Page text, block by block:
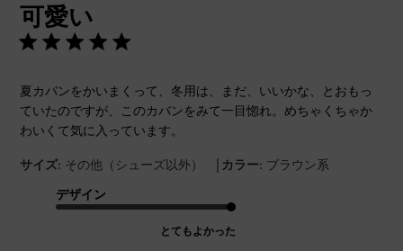
可愛い
夏カバンをかいまくって、冬用は、まだ、いいかな、とおもっ
ていたのですが、このカバンをみて一目惚れ。めちゃくちゃか
わいくて気に入っています。
サイズ: その他（シューズ以外） | カラー: ブラウン系
デザイン
とてもよかった